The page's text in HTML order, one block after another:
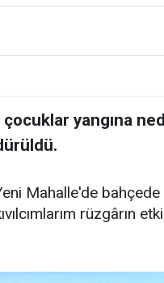
yangına
Mahalle'de
rüzgârın